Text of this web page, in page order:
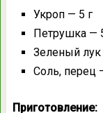
Укроп — 5 г
Петрушка —
Зеленый лук
Соль, перец
Приготовление: